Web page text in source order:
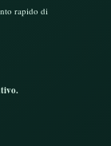
rapido di